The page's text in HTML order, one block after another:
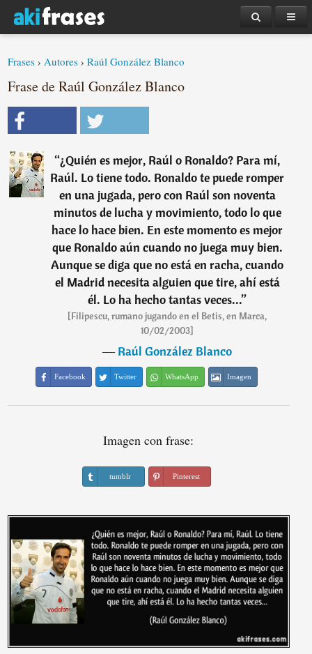
Frases ›Autores ›Raúl González Blanco
Frase de Raúl González Blanco
“¿Quién es mejor, Raúl o Ronaldo? Para mí,
Raúl. Lo tiene todo. Ronaldo te puede romper
en una jugada, pero con Raúl son noventa
minutos de lucha y movimiento, todo lo que
hace lo hace bien. En este momento es mejor
que Ronaldo aún cuando no juega muy bien.
Aunque se diga que no está en racha, cuando
el Madrid necesita alguien que tire, ahí está
él. Lo ha hecho tantas veces...”
[Filipescu, rumano jugando en el Betis, en Marca,
10/02/2003]
―Raúl González Blanco
Facebook Twitter WhatsApp Imagen
Imagen con frase:
tumblr Pinterest